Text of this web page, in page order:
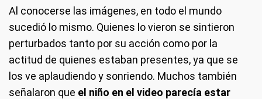
Al conocerse las imágenes, en todo el mundo
sucedió lo mismo. Quienes lo vieron se sintieron
perturbados tanto por su acción como por la
actitud de quienes estaban presentes, ya que se
los ve aplaudiendo y sonriendo. Muchos también
señalaron que el niño en el video parecía estar